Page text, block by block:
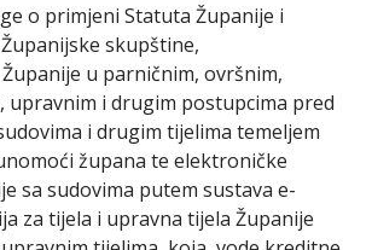
o primjeni Statuta Županije i
skupštine,
u parničnim, ovršnim,
upravnim i drugim postupcima pred
i drugim tijelima temeljem
župana te elektroničke
sa sudovima putem sustava e-
za tijela i upravna tijela Županije